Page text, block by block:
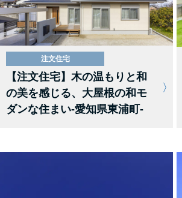
注文住宅
【注文住宅】木の温もりと和
の美を感じる、大屋根の和モ
ダンな住まい-愛知県東浦町-